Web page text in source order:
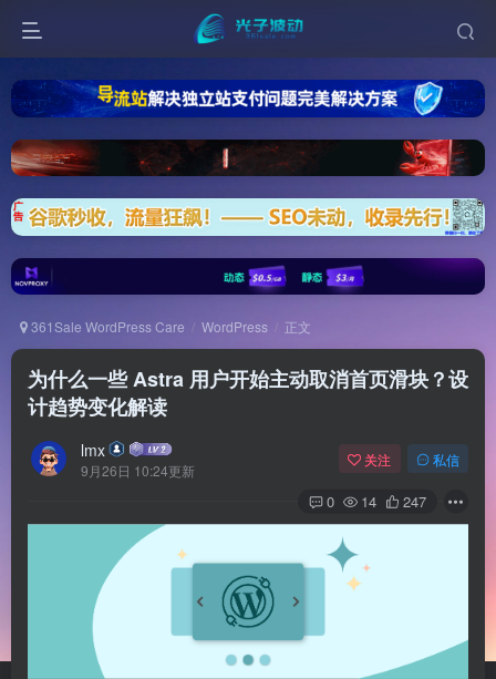
361Sale WordPress Care WordPress 正文
为什么一些 Astra 用户开始主动取消首页滑块？设
计趋势变化解读
lmx
9月26日 10:24更新
关注 私信
0 14 247